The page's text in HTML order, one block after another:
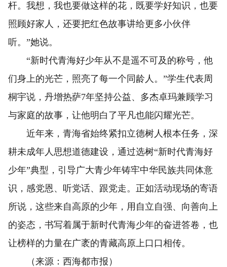
杆。我想，我也要做这样的花，既要学好知识，也要
照顾好家人，还要把红色故事讲给更多小伙伴
听。”她说。
“新时代青海好少年从不是遥不可及的称号，他
们身上的光芒，照亮了每一个同龄人。”学生代表周
桐宇说，丹增热萨7年坚持公益、多杰卓玛兼顾学习
与家庭的故事，让他明白了平凡也能闪耀光芒。
近年来，青海省始终紧扣立德树人根本任务，深
耕未成年人思想道德建设，通过选树“新时代青海好
少年”典型，引导广大青少年铸牢中华民族共同体意
识，感党恩、听党话、跟党走。正如活动现场的寄语
所说，这些来自高原的少年，用自立自强、向善向上
的姿态，书写着属于新时代青海少年的奋进答卷，也
让榜样的力量在广袤的青藏高原上口口相传。
（来源：西海都市报）